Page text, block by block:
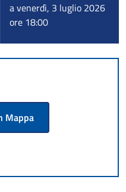
a venerdì, 3 luglio 2026
ore 18:00
Mappa